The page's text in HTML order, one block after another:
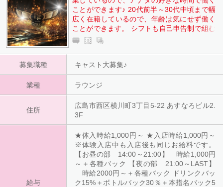
ことができます♪ 20代前半～30代中頃まで幅
広く在籍しているので、年齢は気にせず働く
ことができます。 シフトも自己申告制で組む
ことができるので終電で帰ることも可能で、
ールの方はマイカー通勤も可能で、駐車場代
もお店負担です。
募集職種 キャスト大募集♪
業種 ラウンジ
住所
広島市西区横川町3丁目5-22 あすなろビル2.
3F
給与
★体入時給1,000円～ ★入店時給1,000円～
※体験入店中も入店後も同じお給料です。
【お昼の部 14:00～21:00】 時給1,000円
～＋各種バック 【夜の部 21:00～LAST】
時給2000円～＋各種バック ドリンクバッ
ク15%＋ボトルバック30％＋本指名バック5